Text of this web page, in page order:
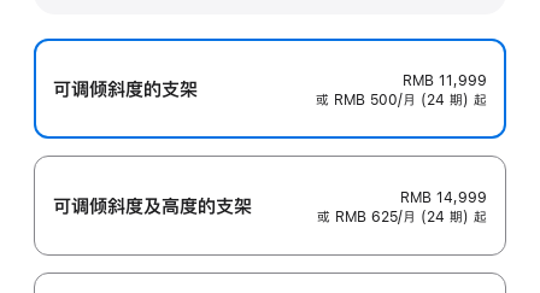
可调倾斜度的支架
RMB 11,999
或 RMB 500/月 (24 期) 起
可调倾斜度及高‍度的支‍架
RMB 14,999
或 RMB 625/月 (24 期) 起